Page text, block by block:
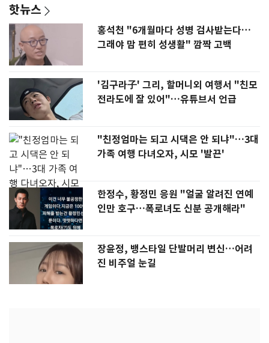
핫뉴스
홍석천 "6개월마다 성병 검사받는다…
그래야 맘 편히 성생활" 깜짝 고백
'김구라子' 그리, 할머니외 여행서 "친모
전라도에 잘 있어"…유튜브서 언급
"친정엄마는 되고 시댁은 안 되냐"…3대
가족 여행 다녀오자, 시모 '발끈'
한정수, 황정민 응원 "얼굴 알려진 연예
인만 호구…폭로녀도 신분 공개해라"
장윤정, 뱅스타일 단발머리 변신…어려
진 비주얼 눈길